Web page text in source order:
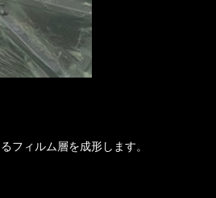
フィルム層を成形します。